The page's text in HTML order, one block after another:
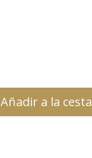
Añadir a la cesta